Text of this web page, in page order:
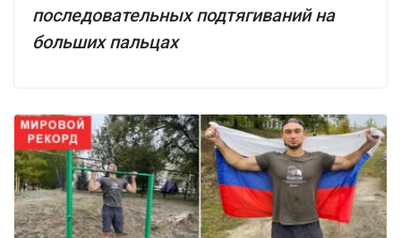
последовательных подтягиваний на
больших пальцах